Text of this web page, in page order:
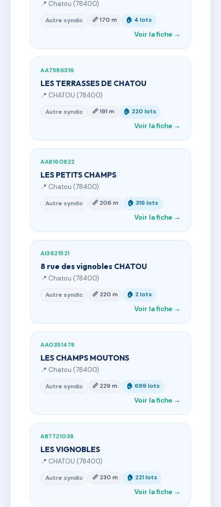
📍 Chatou (78400)
Autre syndic 📏 170 m 🏠 4 lots
Voir la fiche →
AA7586316
LES TERRASSES DE CHATOU
📍 CHATOU (78400)
Autre syndic 📏 191 m 🏠 220 lots
Voir la fiche →
AA8160822
LES PETITS CHAMPS
📍 Chatou (78400)
Autre syndic 📏 206 m 🏠 316 lots
Voir la fiche →
AI3621521
8 rue des vignobles CHATOU
📍 Chatou (78400)
Autre syndic 📏 220 m 🏠 2 lots
Voir la fiche →
AA0351478
LES CHAMPS MOUTONS
📍 Chatou (78400)
Autre syndic 📏 229 m 🏠 699 lots
Voir la fiche →
AB7721038
LES VIGNOBLES
📍 CHATOU (78400)
Autre syndic 📏 230 m 🏠 221 lots
Voir la fiche →